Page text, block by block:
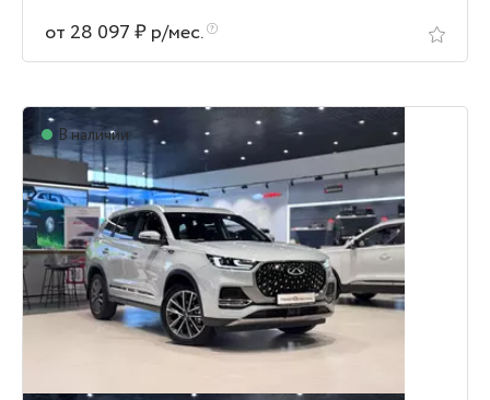
от 28 097 ₽ р/мес.
В наличии